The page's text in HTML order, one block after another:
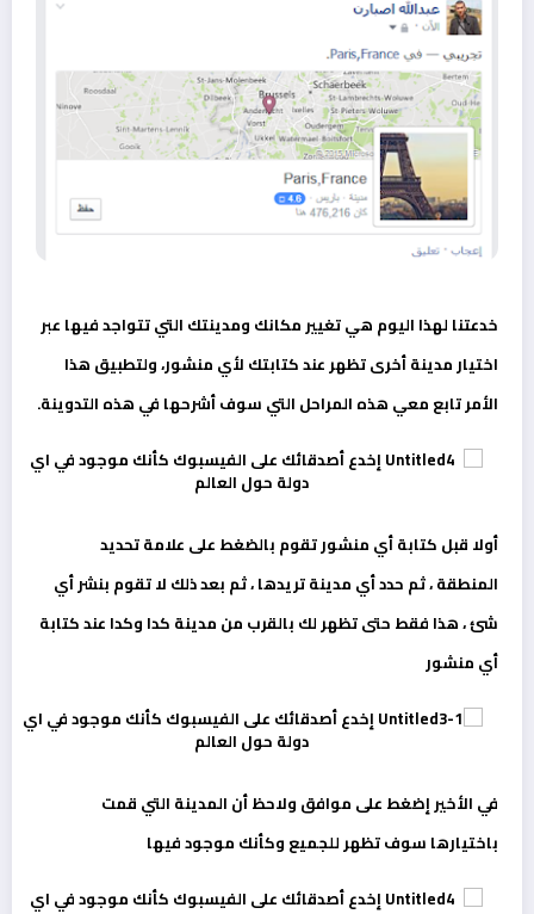
خدعتنا لهذا اليوم هي تغيير مكانك ومدينتك التي تتواجد فيها عبر
اختيار مدينة أخرى تظهر عند كتابتك لأي منشور، ولتطبيق هذا
الأمر تابع معي هذه المراحل التي سوف أشرحها في هذه التدوينة.
أولا قبل كتابة أي منشور تقوم بالضغط على علامة تحديد
المنطقة ، ثم حدد أي مدينة تريدها ، ثم بعد ذلك لا تقوم بنشر أي
شئ ، هذا فقط حتى تظهر لك بالقرب من مدينة كدا وكدا عند كتابة
أي منشور
في الأخير إضغط على موافق ولاحظ أن المدينة التي قمت
باختيارها سوف تظهر للجميع وكأنك موجود فيها